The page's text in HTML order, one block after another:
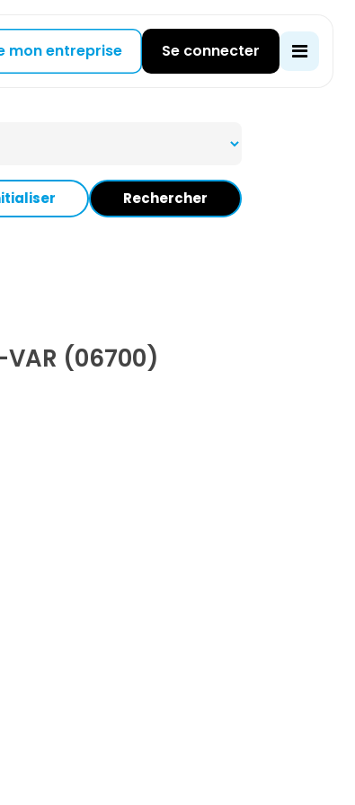
mon entreprise Se connecter
Rechercher
VAR (06700)